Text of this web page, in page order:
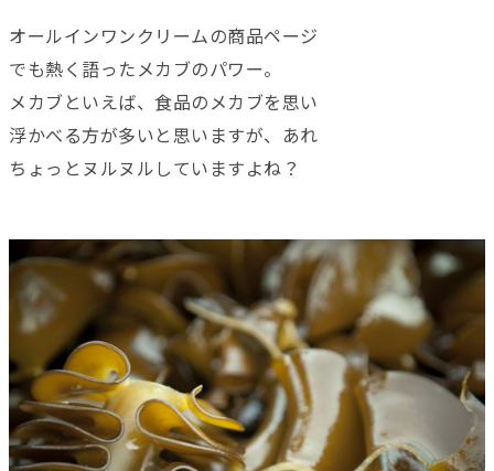
オールインワンクリームの商品ページ
でも熱く語ったメカブのパワー。
メカブといえば、食品のメカブを思い
浮かべる方が多いと思いますが、あれ
ちょっとヌルヌルしていますよね？